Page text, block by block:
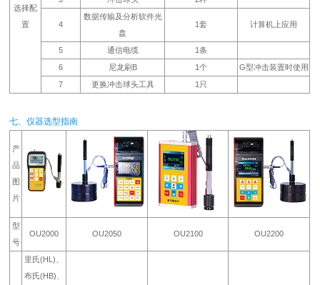
选择配
置
4
数据传输及分析软件光
盘
1套 计算机上应用
5 通信电缆
1条
6
尼龙刷B 1个
G型冲击装置时使用
7
更换冲击球头工具 1只
七、仪器选型指南
产
品
图
片
型
号
OU2000 OU2050 OU2100 OU2200
里氏(HL)、
布氏(HB)、